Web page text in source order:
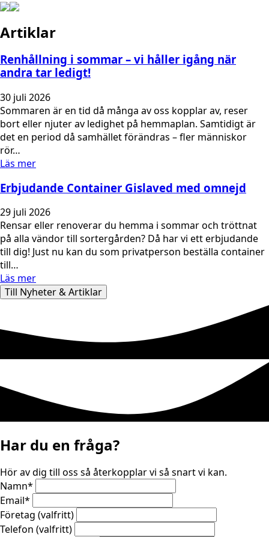
Artiklar
Renhållning i sommar – vi håller igång när
andra tar ledigt!
30 juli 2026
Sommaren är en tid då många av oss kopplar av, reser
bort eller njuter av ledighet på hemmaplan. Samtidigt är
det en period då samhället förändras – fler människor
rör…
Läs mer
Erbjudande Container Gislaved med omnejd
29 juli 2026
Rensar eller renoverar du hemma i sommar och tröttnat
på alla vändor till sortergården? Då har vi ett erbjudande
till dig! Just nu kan du som privatperson beställa container
till…
Läs mer
Till Nyheter & Artiklar
Har du en fråga?
Hör av dig till oss så återkopplar vi så snart vi kan.
Namn*
Email*
Företag (valfritt)
Telefon (valfritt)